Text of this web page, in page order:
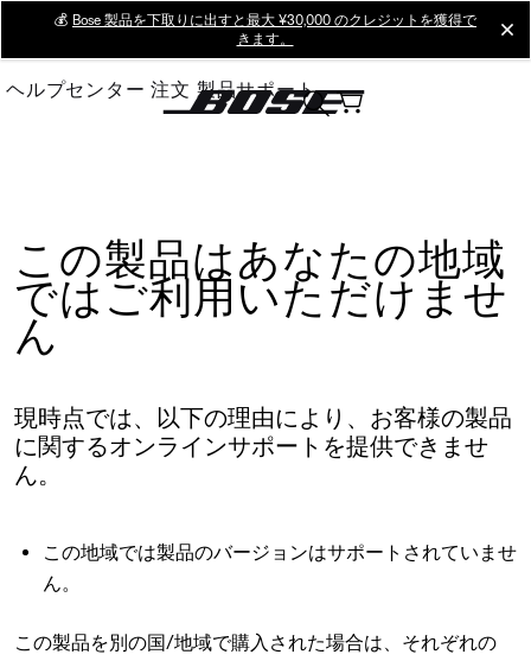
Main
💰 Bose 製品を下取りに出すと最大 ¥30,000 のクレジットを獲得で
きます。
ヘルプセンター 注文 製品サポート
この製品はあなたの地域
ではご利用いただけませ
ん
現時点では、以下の理由により、お客様の製品
に関するオンラインサポートを提供できませ
ん。
この地域では製品のバージョンはサポートされていませ
ん。
この製品を別の国/地域で購入された場合は、それぞれの